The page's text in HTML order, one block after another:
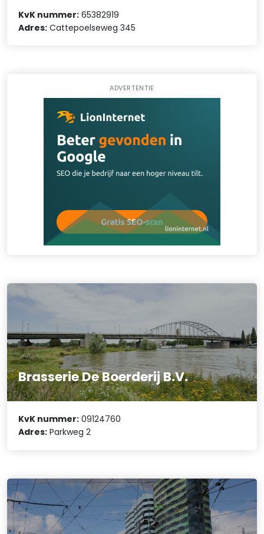
KvK nummer: 65382919
Adres: Cattepoelseweg 345
ADVERTENTIE
Brasserie De Boerderij B.V.
KvK nummer: 09124760
Adres: Parkweg 2